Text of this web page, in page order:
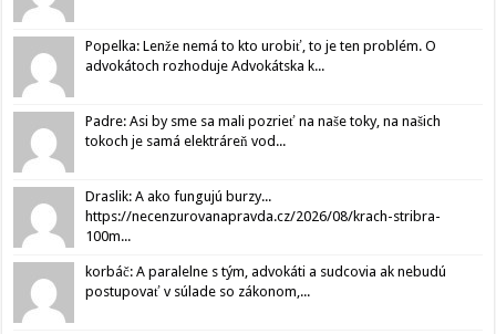
Popelka: Lenže nemá to kto urobiť, to je ten problém. O
advokátoch rozhoduje Advokátska k...
Padre: Asi by sme sa mali pozrieť na naše toky, na našich
tokoch je samá elektráreň vod...
Draslik: A ako fungujú burzy...
https://necenzurovanapravda.cz/2026/08/krach-stribra-
100m...
korbáč: A paralelne s tým, advokáti a sudcovia ak nebudú
postupovať v súlade so zákonom,...